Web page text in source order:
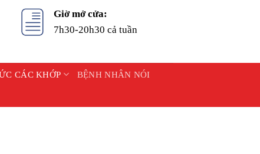
Giờ mở cửa:
7h30-20h30 cả tuần
CÁC KHỚP BỆNH NHÂN NÓI